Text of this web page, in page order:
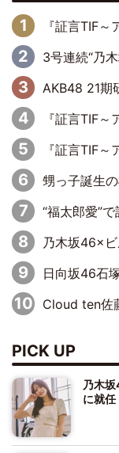
『証言TIF～アイドル戦国時代とはなんだったのか
3号連続“乃木坂46祭り” ラス
AKB48 21期
『証言TIF～アイドル戦国時代とはなんだったの
『証言TIF～アイドル戦国時代とはなんだっ
甥っ子誕生の松田好花、京
“福太郎愛”で話題…乃木
乃木坂46×ビルディバ
日向坂46石塚瑶季、東京ドームで“
Cloud ten佐藤流星「成
PICK UP
乃木
に就任